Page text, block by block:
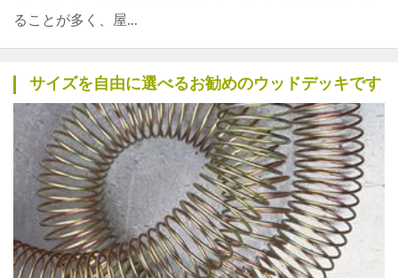
ることが多く、屋...
サイズを自由に選べるお勧めのウッドデッキです